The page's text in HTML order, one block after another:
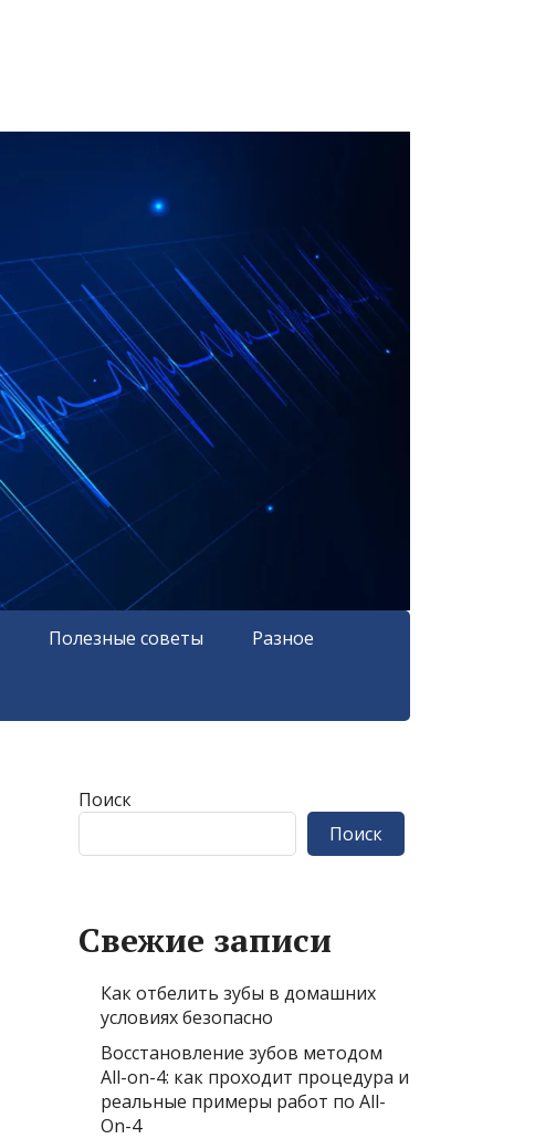
Полезные советы Разное
Поиск
Поиск
Свежие записи
Как отбелить зубы в домашних
условиях безопасно
Восстановление зубов методом
All-on-4: как проходит процедура и
реальные примеры работ по All-
On-4